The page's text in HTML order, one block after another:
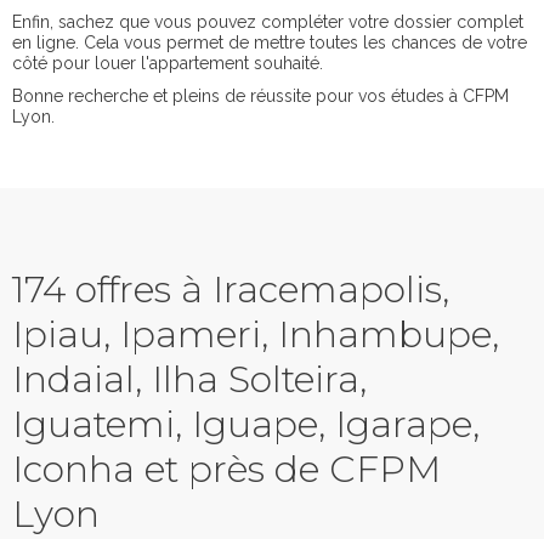
Enfin, sachez que vous pouvez compléter votre dossier complet
en ligne. Cela vous permet de mettre toutes les chances de votre
côté pour louer l'appartement souhaité.
Bonne recherche et pleins de réussite pour vos études à CFPM
Lyon.
174 offres à Iracemapolis,
Ipiau, Ipameri, Inhambupe,
Indaial, Ilha Solteira,
Iguatemi, Iguape, Igarape,
Iconha et près de CFPM
Lyon